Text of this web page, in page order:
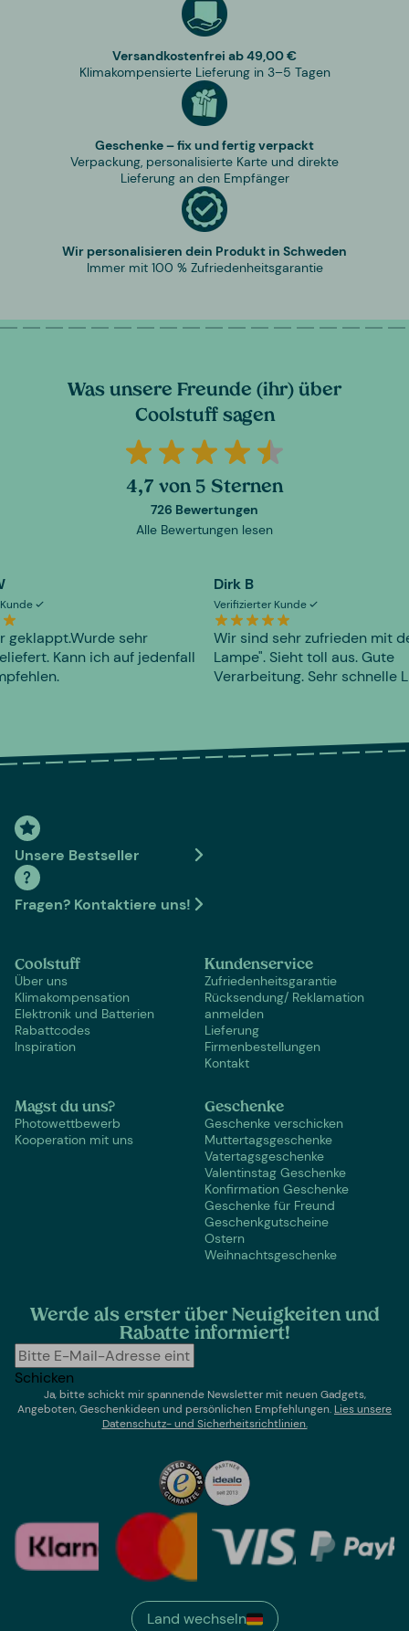
Versandkostenfrei ab 49,00 €
Klimakompensierte Lieferung in 3–5 Tagen
Geschenke – fix und fertig verpackt
Verpackung, personalisierte Karte und direkte
Lieferung an den Empfänger
Wir personalisieren dein Produkt in Schweden
Immer mit 100 % Zufriedenheitsgarantie
Was unsere Freunde (ihr) über
Coolstuff sagen
4,7 von 5 Sternen
726 Bewertungen
Alle Bewertungen lesen
geklappt.Wurde sehr
Kann ich auf jedenfall
Dirk B
Verifizierter Kunde
Wir sind sehr zufrieden mit
Lampe". Sieht toll aus. Gute
Verarbeitung. Sehr schnelle
Unsere Bestseller
Fragen? Kontaktiere uns!
Coolstuff
Über uns
Klimakompensation
Elektronik und Batterien
Rabattcodes
Inspiration
Kundenservice
Zufriedenheitsgarantie
Rücksendung/ Reklamation
anmelden
Lieferung
Firmenbestellungen
Kontakt
Magst du uns?
Photowettbewerb
Kooperation mit uns
Geschenke
Geschenke verschicken
Muttertagsgeschenke
Vatertagsgeschenke
Valentinstag Geschenke
Konfirmation Geschenke
Geschenke für Freund
Geschenkgutscheine
Ostern
Weihnachtsgeschenke
Werde als erster über Neuigkeiten und
Rabatte informiert!
Schicken
Ja, bitte schickt mir spannende Newsletter mit neuen Gadgets,
Angeboten, Geschenkideen und persönlichen Empfehlungen. Lies unsere
Datenschutz- und Sicherheitsrichtlinien.
Land wechseln